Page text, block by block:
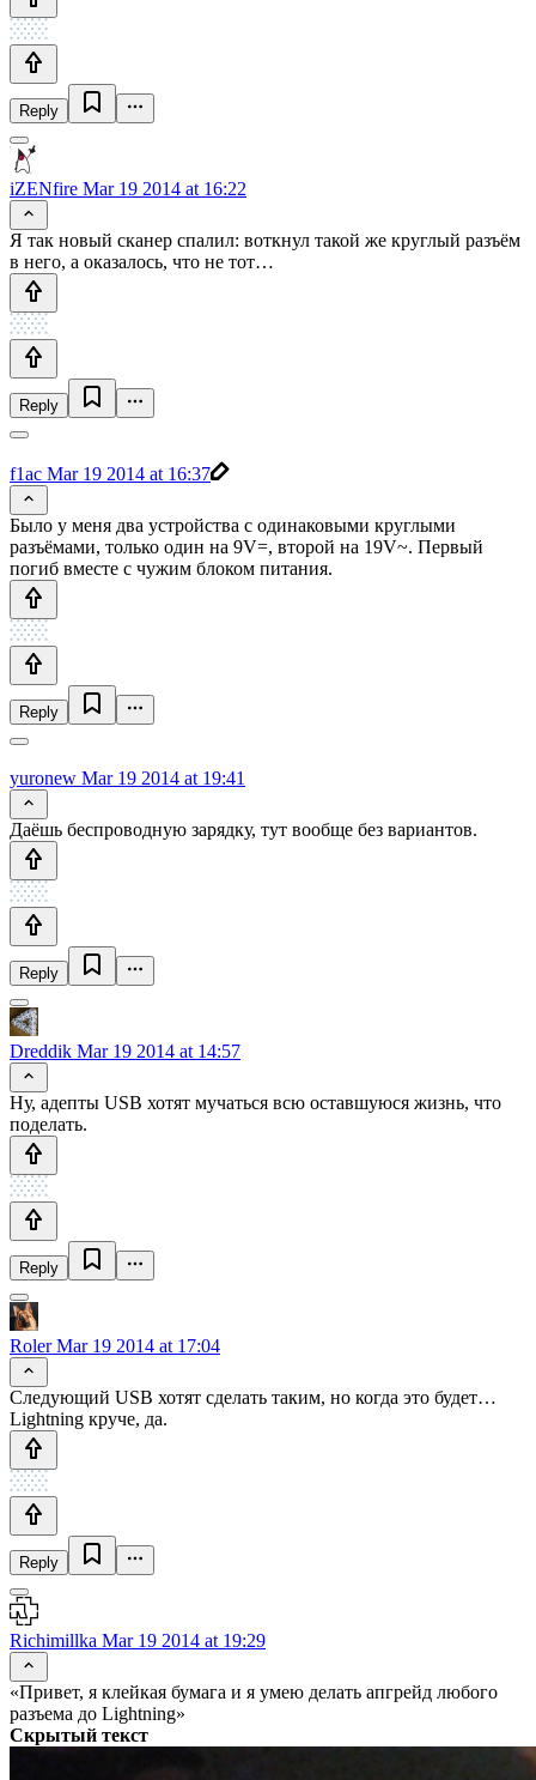
Reply
iZENfire Mar 19 2014 at 16:22
Я так новый сканер спалил: воткнул такой же круглый разъём
в него, а оказалось, что не тот…
Reply
f1ac Mar 19 2014 at 16:37
Было у меня два устройства с одинаковыми круглыми
разъёмами, только один на 9V=, второй на 19V~. Первый
погиб вместе с чужим блоком питания.
Reply
yuronew Mar 19 2014 at 19:41
Даёшь беспроводную зарядку, тут вообще без вариантов.
Reply
Dreddik Mar 19 2014 at 14:57
Ну, адепты USB хотят мучаться всю оставшуюся жизнь, что
поделать.
Reply
RolerMar 19 2014 at 17:04
Следующий USB хотят сделать таким, но когда это будет…
Lightning круче, да.
Reply
Richimillka Mar 19 2014 at 19:29
«Привет, я клейкая бумага и я умею делать апгрейд любого
разъема до Lightning»
Скрытый текст